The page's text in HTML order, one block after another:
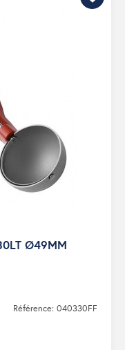
Ø49MM
Référence: 040330FF